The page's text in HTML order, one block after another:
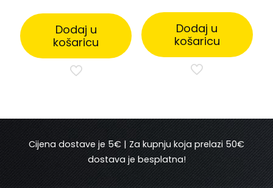
bila
je:
2.799,00 €.
2.659,05 €.
Dodaj u
košaricu
Dodaj u
košaricu
Cijena dostave je 5€ | Za kupnju koja prelazi 50€
dostava je besplatna!